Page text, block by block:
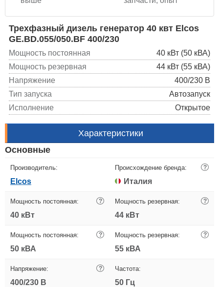
Трехфазный дизель генератор 40 квт Elcos
GE.BD.055/050.BF 400/230
Мощность постоянная
40 кВт (50 кВА)
Мощность резервная
44 кВт (55 кВА)
Напряжение
400/230 В
Тип запуска
Автозапуск
Исполнение
Открытое
Характеристики
Основные
Производитель:
Elcos
Происхождение бренда: ?
Италия
Мощность постоянная: ?
40 кВт
Мощность резервная: ?
44 кВт
Мощность постоянная: ?
50 кВА
Мощность резервная: ?
55 кВА
Напряжение: ?
400/230 В
Частота:
50 Гц